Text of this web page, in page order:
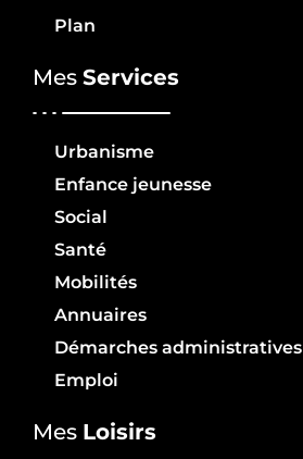
Plan
Mes Services
Urbanisme
Enfance jeunesse
Social
Santé
Mobilités
Annuaires
Démarches administratives
Emploi
Mes Loisirs